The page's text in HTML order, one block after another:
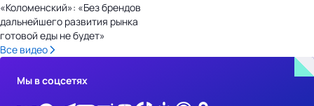
«Коломенский»: «Без брендов
дальнейшего развития рынка
готовой еды не будет»
Все видео
Мы в соцсетях